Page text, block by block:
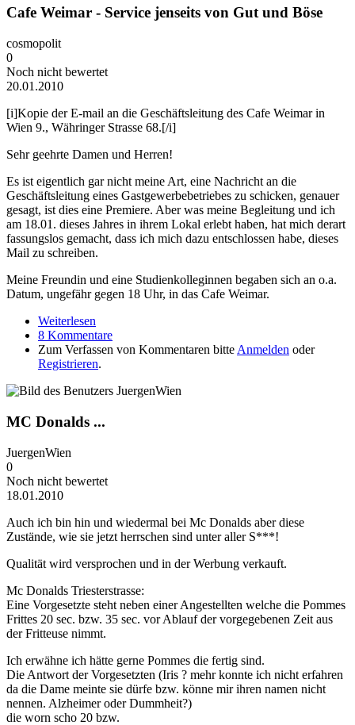
Cafe Weimar - Service jenseits von Gut und Böse
cosmopolit
0
Noch nicht bewertet
20.01.2010
[i]Kopie der E-mail an die Geschäftsleitung des Cafe Weimar in
Wien 9., Währinger Strasse 68.[/i]
Sehr geehrte Damen und Herren!
Es ist eigentlich gar nicht meine Art, eine Nachricht an die
Geschäftsleitung eines Gastgewerbebetriebes zu schicken, genauer
gesagt, ist dies eine Premiere. Aber was meine Begleitung und ich
am 18.01. dieses Jahres in ihrem Lokal erlebt haben, hat mich derart
fassungslos gemacht, dass ich mich dazu entschlossen habe, dieses
Mail zu schreiben.
Meine Freundin und eine Studienkolleginnen begaben sich an o.a.
Datum, ungefähr gegen 18 Uhr, in das Cafe Weimar.
Weiterlesen
Böse
8 Kommentare
Zum Verfassen von Kommentaren bitte Anmelden oder
Registrieren.
MC Donalds ...
JuergenWien
0
Noch nicht bewertet
18.01.2010
Auch ich bin hin und wiedermal bei Mc Donalds aber diese
Zustände, wie sie jetzt herrschen sind unter aller S***!
Qualität wird versprochen und in der Werbung verkauft.
Mc Donalds Triesterstrasse:
Eine Vorgesetzte steht neben einer Angestellten welche die Pommes
Frittes 20 sec. bzw. 35 sec. vor Ablauf der vorgegebenen Zeit aus
der Fritteuse nimmt.
Ich erwähne ich hätte gerne Pommes die fertig sind.
Die Antwort der Vorgesetzten (Iris ? mehr konnte ich nicht erfahren
da die Dame meinte sie dürfe bzw. könne mir ihren namen nicht
nennen. Alzheimer oder Dummheit?)
die worn scho 20 bzw.